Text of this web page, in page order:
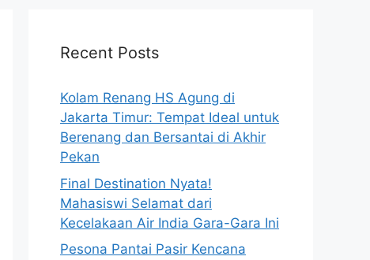
Recent Posts
Kolam Renang HS Agung di
Jakarta Timur: Tempat Ideal untuk
Berenang dan Bersantai di Akhir
Pekan
Final Destination Nyata!
Mahasiswi Selamat dari
Kecelakaan Air India Gara-Gara Ini
Pesona Pantai Pasir Kencana